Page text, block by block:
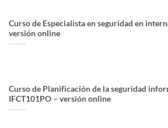
Curso de Especialista en seguridad en
versión online
Curso de Planificación de la seguridad
IFCT101PO – versión online